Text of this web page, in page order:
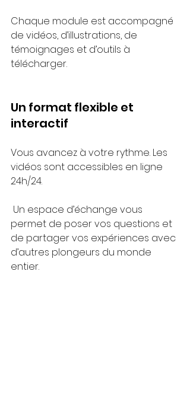
Chaque module est accompagné
de vidéos, d’illustrations, de
témoignages et d’outils à
télécharger.
Un format flexible et
interactif
Vous avancez à votre rythme. Les
vidéos sont accessibles en ligne
24h/24.
permet de poser vos questions et
de partager vos expériences avec
d’autres plongeurs du monde
entier.